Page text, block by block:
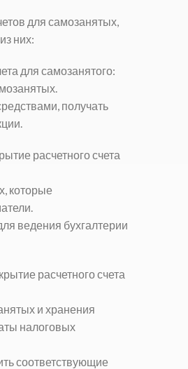
для самозанятых,
них:
для самозанятого:
получать
расчетного счета
которые
ведения бухгалтерии
расчетного счета
и хранения
налоговых
соответствующие